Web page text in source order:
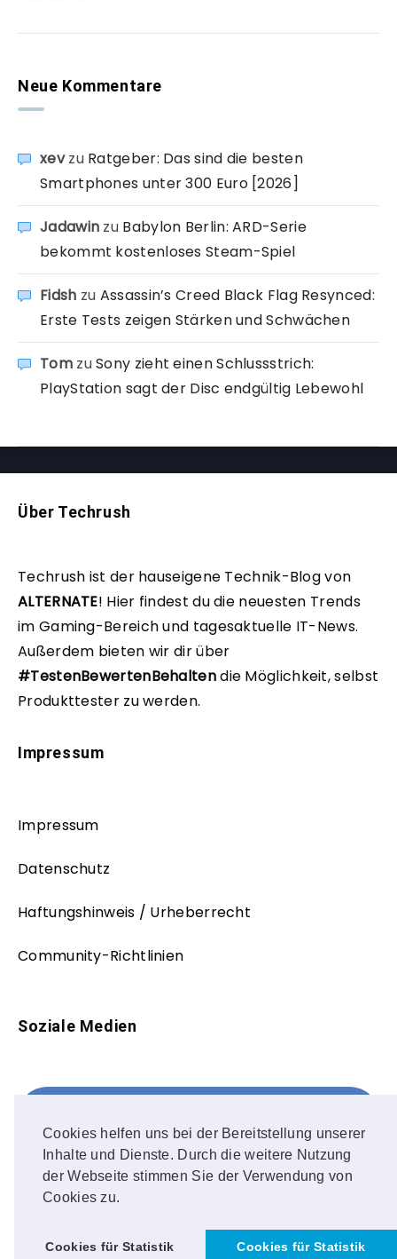
Cookies helfen uns bei der Bereitstellung unserer
Inhalte und Dienste. Durch die weitere Nutzung
der Webseite stimmen Sie der Verwendung von
Cookies zu.
Cookies für Statistik Cookies für Statistik
Neue Kommentare
xevzu Ratgeber: Das sind die besten
Smartphones unter 300 Euro [2026]
Jadawin zu Babylon Berlin: ARD-Serie
bekommt kostenloses Steam-Spiel
Fidsh zu Assassin’s Creed Black Flag Resynced:
Erste Tests zeigen Stärken und Schwächen
TomzuSony zieht einen Schlussstrich:
PlayStation sagt der Disc endgültig Lebewohl
Über Techrush
Techrush ist der hauseigene Technik-Blog von
ALTERNATE! Hier findest du die neuesten Trends
im Gaming-Bereich und tagesaktuelle IT-News.
Außerdem bieten wir dir über
#TestenBewertenBehaltendie Möglichkeit, selbst
Produkttester zu werden.
Impressum
Impressum
Datenschutz
Haftungshinweis / Urheberrecht
Community-Richtlinien
Soziale Medien
FOLLOW ME!
Instagram
OUR PHOTOS!